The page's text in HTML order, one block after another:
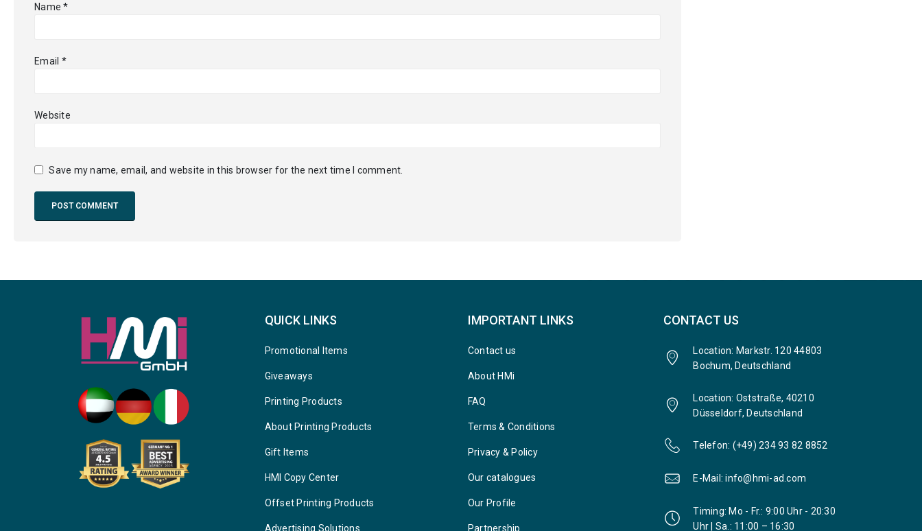
Name*
Email *
Website
Save my name, email, and website in this browser for the next time I comment.
QUICK LINKS
Promotional Items
Giveaways
Printing Products
About Printing Products
Gift Items
HMI Copy Center
Offset Printing Products
Advertising Solutions
IMPORTANT LINKS
Contact us
About HMi
FAQ
Terms & Conditions
Privacy & Policy
Our catalogues
Our Profile
Partnership
CONTACT US
Location: Markstr. 120 44803
Bochum, Deutschland
Location: Oststraße, 40210
Düsseldorf, Deutschland
Telefon: (+49) 234 93 82 8852
E-Mail: info@hmi-ad.com
Timing: Mo - Fr.: 9:00 Uhr - 20:30
Uhr | Sa.: 11:00 – 16:30